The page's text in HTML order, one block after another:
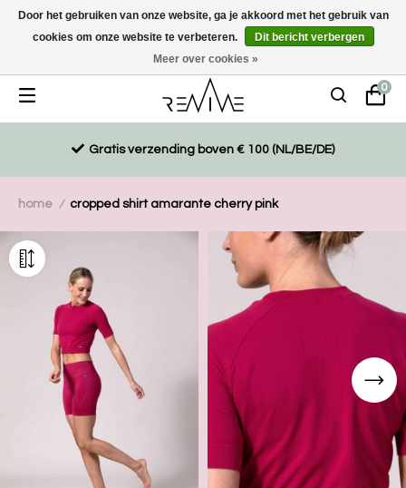
Duurzaam, eco-vriendelijk en ethisch gemaakte producten
0
Gratis verzending boven € 100 (NL/BE/DE)
home / cropped shirt amarante cherry pink
Door het gebruiken van onze website, ga je akkoord met het gebruik van
cookies om onze website te verbeteren.
Dit bericht verbergen
Meer over cookies »